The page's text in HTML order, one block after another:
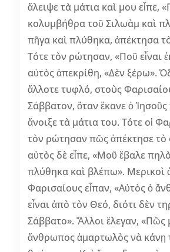
ἄλειψε τὰ μάτια καὶ μου εἶπε,
κολυμβήθρα τοῦ Σιλωὰμ καὶ
πῆγα καὶ πλύθηκα, ἀπέκτησα
Τότε τὸν ρώτησαν, «Ποῦ εἶναι
αὐτὸς ἀπεκρίθη, «Δὲν ξέρω».
ἄλλοτε τυφλό, στοὺς
Σάββατον, ὅταν ἔκανε ὁ
ἄνοιξε τὰ μάτια του. Τότε οἱ
τὸν ρώτησαν πῶς ἀπέκτησε
αὐτὸς δὲ εἶπε, «Μοῦ ἔβαλε
πλύθηκα καὶ βλέπω». Μερικοὶ
Φαρισαίους εἶπαν, «Αὐτὸς ὁ
εἶναι ἀπὸ τὸν Θεό, διότι δὲν
Σάββατο». Ἄλλοι ἔλεγαν, «Πῶς
ἄνθρωπος ἁμαρτωλὸς νὰ κάνῃ